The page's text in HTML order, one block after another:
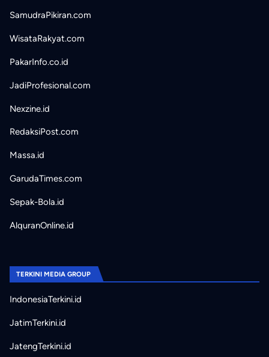
SamudraPikiran.com
WisataRakyat.com
PakarInfo.co.id
JadiProfesional.com
Nexzine.id
RedaksiPost.com
Massa.id
GarudaTimes.com
Sepak-Bola.id
AlquranOnline.id
TERKINI MEDIA GROUP
IndonesiaTerkini.id
JatimTerkini.id
JatengTerkini.id